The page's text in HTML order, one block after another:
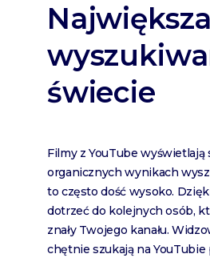
Największa
świecie
Filmy z YouTube wyświetlają
organicznych wynikach
to często dość wysoko.
dotrzeć do kolejnych osób,
znały Twojego kanału.
chętnie szukają na